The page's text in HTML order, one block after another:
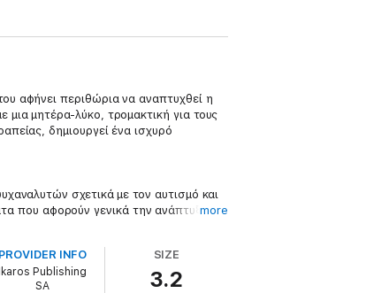
αφήνει περιθώρια να αναπτυχθεί η
μια μητέρα-λύκο, τρομακτική για τους
δημιουργεί ένα ισχυρό
σχετικά με τον αυτισμό και
που αφορούν γενικά την ανάπτυξη
μυθολογία μορφές της
more
PROVIDER INFO
Ikaros Publishing
SA
SIZE
3.2